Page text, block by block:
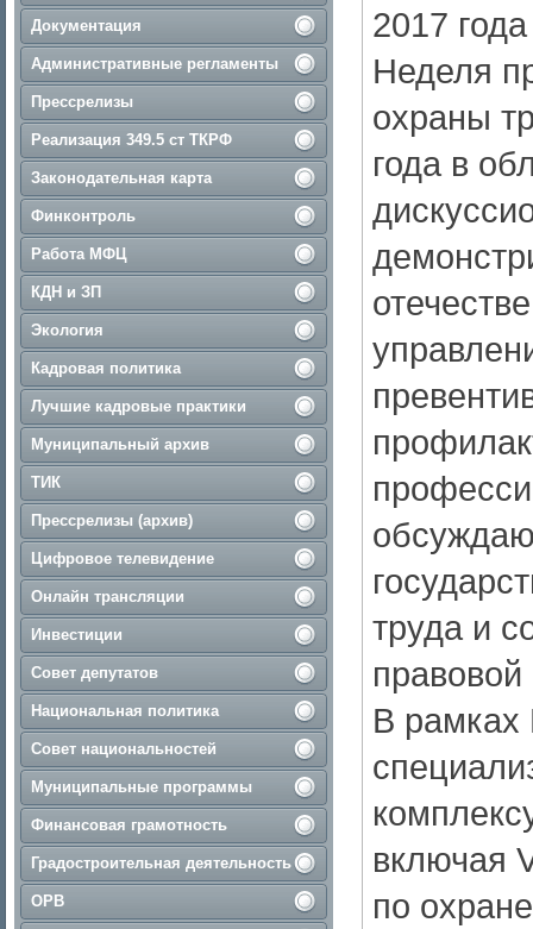
Документация
Административные регламенты
Прессрелизы
Реализация 349.5 ст ТКРФ
Законодательная карта
Финконтроль
Работа МФЦ
КДН и ЗП
Экология
Кадровая политика
Лучшие кадровые практики
Муниципальный архив
ТИК
Прессрелизы (архив)
Цифровое телевидение
Онлайн трансляции
Инвестиции
Совет депутатов
Национальная политика
Совет национальностей
Муниципальные программы
Финансовая грамотность
Градостроительная деятельность
ОРВ
2017
Неделя
охраны
года в
труда и
В рамках
включая
по